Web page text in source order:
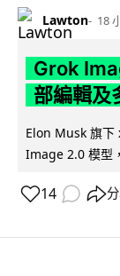
Lawton 18
Grok
部編輯及
Elon Musk 旗下
Image 2.0 模型
14